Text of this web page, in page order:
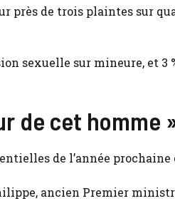
près de trois plaintes sur
sexuelle sur mineure, et
de cet homme
de l’année
ancien Premier